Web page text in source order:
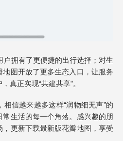
户拥有了更便捷的出行选择；对生
图开放了更多生态入口，让服务
真正实现“共建共享”。
信越来越多这样“润物细无声”的
生活的每一个角落。感兴趣的朋
更新下载最新版花瓣地图，享受